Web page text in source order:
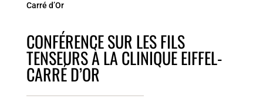
Carré d’Or
CONFÉRENCE SUR LES FILS
TENSEURS À LA CLINIQUE EIFFEL-
CARRÉ D’OR